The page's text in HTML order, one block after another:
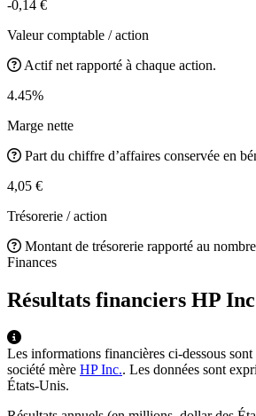
-0,14 €
Valeur comptable / action
Actif net rapporté à chaque action.
4.45%
Marge nette
Part du chiffre d’affaires conservée en
4,05 €
Trésorerie / action
Montant de trésorerie rapporté au
Finances
Résultats financiers HP
Les informations financières ci-dessous sont
société mère HP Inc.. Les données sont
États-Unis.